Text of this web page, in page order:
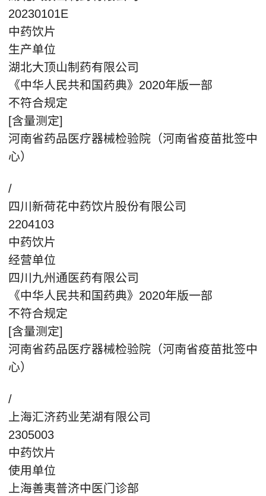
20230101E
中药饮片
生产单位
湖北大顶山制药有限公司
《中华人民共和国药典》2020年版一部
不符合规定
[含量测定]
河南省药品医疗器械检验院（河南省疫苗批签中
心）
/
四川新荷花中药饮片股份有限公司
2204103
中药饮片
经营单位
四川九州通医药有限公司
《中华人民共和国药典》2020年版一部
不符合规定
[含量测定]
河南省药品医疗器械检验院（河南省疫苗批签中
心）
/
上海汇济药业芜湖有限公司
2305003
中药饮片
使用单位
上海善夷普济中医门诊部